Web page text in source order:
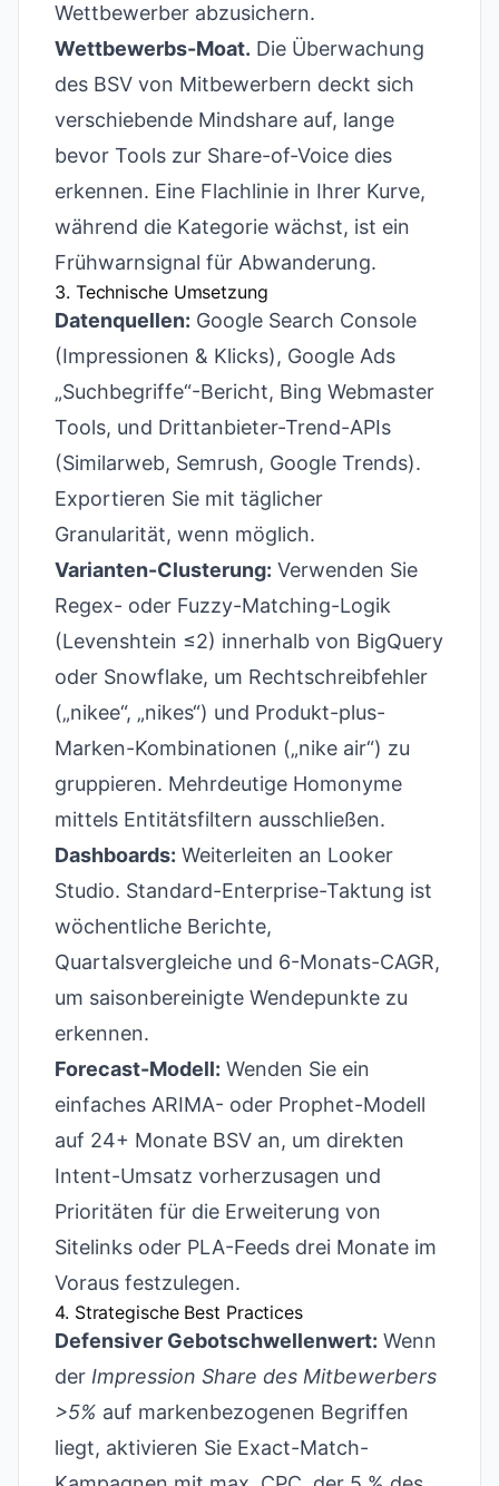
Wettbewerber abzusichern.
Wettbewerbs-Moat. Die Überwachung
des BSV von Mitbewerbern deckt sich
verschiebende Mindshare auf, lange
bevor Tools zur Share-of-Voice dies
erkennen. Eine Flachlinie in Ihrer Kurve,
während die Kategorie wächst, ist ein
Frühwarnsignal für Abwanderung.
3. Technische Umsetzung
Datenquellen: Google Search Console
(Impressionen & Klicks), Google Ads
„Suchbegriffe“-Bericht, Bing Webmaster
Tools, und Drittanbieter-Trend-APIs
(Similarweb, Semrush, Google Trends).
Exportieren Sie mit täglicher
Granularität, wenn möglich.
Varianten-Clusterung: Verwenden Sie
Regex- oder Fuzzy-Matching-Logik
(Levenshtein ≤2) innerhalb von BigQuery
oder Snowflake, um Rechtschreibfehler
(„nikee“, „nikes“) und Produkt-plus-
Marken-Kombinationen („nike air“) zu
gruppieren. Mehrdeutige Homonyme
mittels Entitätsfiltern ausschließen.
Dashboards: Weiterleiten an Looker
Studio. Standard-Enterprise-Taktung ist
wöchentliche Berichte,
Quartalsvergleiche und 6-Monats-CAGR,
um saisonbereinigte Wendepunkte zu
erkennen.
Forecast-Modell: Wenden Sie ein
einfaches ARIMA- oder Prophet-Modell
auf 24+ Monate BSV an, um direkten
Intent-Umsatz vorherzusagen und
Prioritäten für die Erweiterung von
Sitelinks oder PLA-Feeds drei Monate im
Voraus festzulegen.
4. Strategische Best Practices
Defensiver Gebotschwellenwert: Wenn
der Impression Share des Mitbewerbers
>5% auf markenbezogenen Begriffen
liegt, aktivieren Sie Exact-Match-